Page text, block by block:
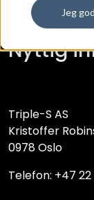
Jeg
Nyttig
Triple-S AS
Kristoffer
0978 Oslo
Telefon: +47